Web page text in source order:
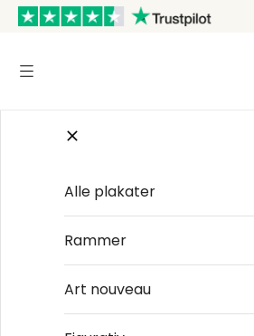
Alle plakater
Rammer
Art nouveau